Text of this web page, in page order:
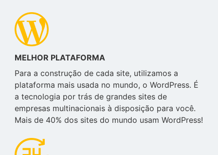
MELHOR PLATAFORMA
Para a construção de cada site, utilizamos a
plataforma mais usada no mundo, o WordPress. É
a tecnologia por trás de grandes sites de
empresas multinacionais à disposição para você.
Mais de 40% dos sites do mundo usam WordPress!